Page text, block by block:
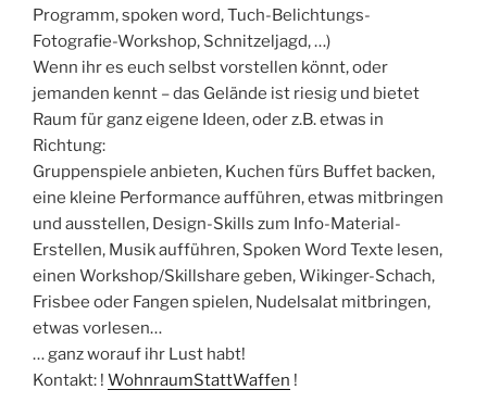
Programm, spoken word, Tuch-Belichtungs-
Fotografie-Workshop, Schnitzeljagd, …)
Wenn ihr es euch selbst vorstellen könnt, oder
jemanden kennt – das Gelände ist riesig und bietet
Raum für ganz eigene Ideen, oder z.B. etwas in
Richtung:
Gruppenspiele anbieten, Kuchen fürs Buffet backen,
eine kleine Performance aufführen, etwas mitbringen
und ausstellen, Design-Skills zum Info-Material-
Erstellen, Musik aufführen, Spoken Word Texte lesen,
einen Workshop/Skillshare geben, Wikinger-Schach,
Frisbee oder Fangen spielen, Nudelsalat mitbringen,
etwas vorlesen…
… ganz worauf ihr Lust habt!
Kontakt: ! WohnraumStattWaffen !